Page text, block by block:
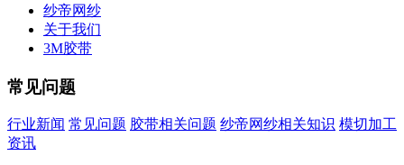
纱帝网纱
关于我们
3M胶带
常见问题
行业新闻 常见问题 胶带相关问题 纱帝网纱相关知识 模切加工
资讯